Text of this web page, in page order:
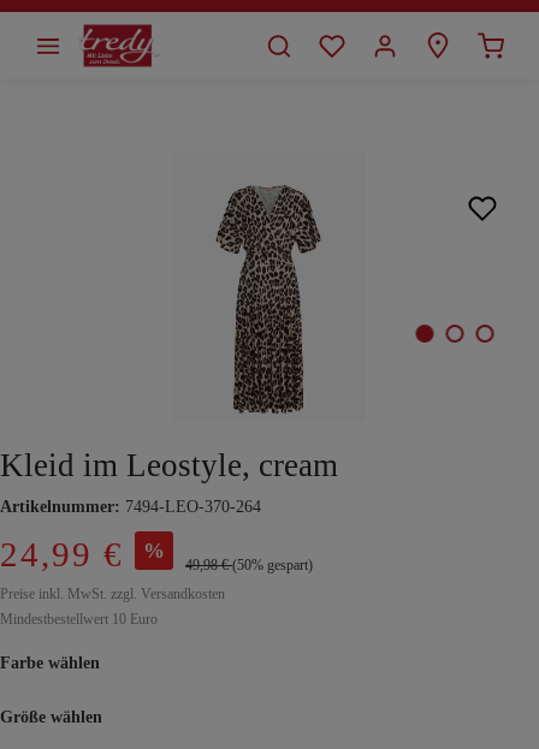
springen
Kleid im Leostyle, cream
Artikelnummer: 7494-LEO-370-264
24,99 € %
49,98 €(50% gespart)
Preise inkl. MwSt. zzgl. Versandkosten
Mindestbestellwert 10 Euro
Farbe wählen
Größe wählen